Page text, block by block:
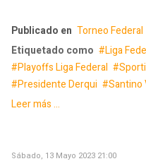
Publicado en Torneo Federal
Etiquetado como
Liga
Playoffs Liga Federal
Presidente Derqui
Santino
Leer más ...
Sábado, 13 Mayo 2023 21:00